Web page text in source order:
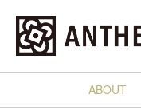
ABOUT